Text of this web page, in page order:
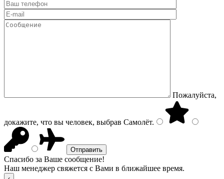
Пожалуйста,
докажите, что вы человек, выбрав Самолёт.
Спасибо за Ваше сообщение!
Наш менеджер свяжется с Вами в ближайшее время.